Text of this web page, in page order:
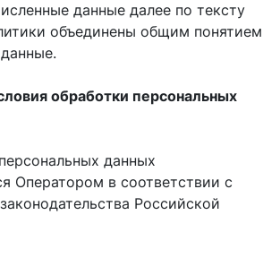
данные далее по тексту
объединены общим понятием
обработки персональных
данных
Оператором в соответствии с
Российской